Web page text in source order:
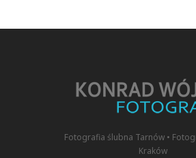
Fotografia ślubna Tarnów •
Kraków